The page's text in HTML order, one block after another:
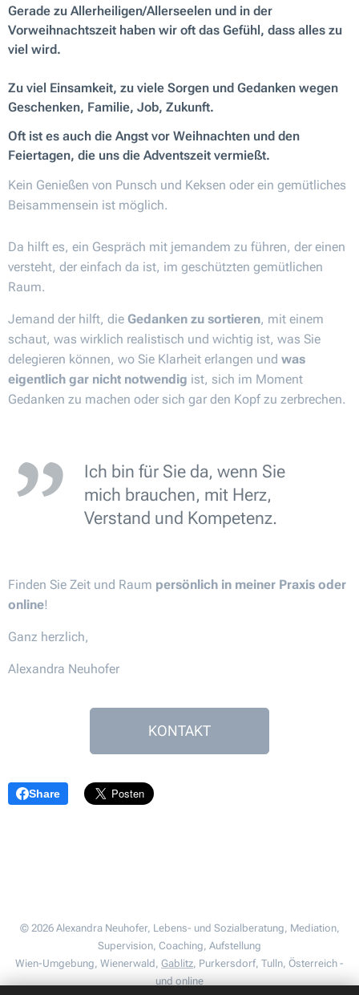
Gerade zu Allerheiligen/Allerseelen und in der
Vorweihnachtszeit haben wir oft das Gefühl, dass alles zu
viel wird.
Zu viel Einsamkeit, zu viele Sorgen und Gedanken wegen
Geschenken, Familie, Job, Zukunft.
Oft ist es auch die Angst vor Weihnachten und den
Feiertagen, die uns die Adventszeit vermießt.
Kein Genießen von Punsch und Keksen oder ein gemütliches
Beisammensein ist möglich.
Da hilft es, ein Gespräch mit jemandem zu führen, der einen
versteht, der einfach da ist, im geschützten gemütlichen
Raum.
Jemand der hilft, die Gedanken zu sortieren, mit einem
schaut, was wirklich realistisch und wichtig ist, was Sie
delegieren können, wo Sie Klarheit erlangen und was
eigentlich gar nicht notwendig ist, sich im Moment
Gedanken zu machen oder sich gar den Kopf zu zerbrechen.
Ich bin für Sie da, wenn Sie
mich brauchen, mit Herz,
Verstand und Kompetenz.
Finden Sie Zeit und Raum persönlich in meiner Praxis oder
online!
Ganz herzlich,
Alexandra Neuhofer
KONTAKT
Share
© 2026 Alexandra Neuhofer, Lebens- und Sozialberatung, Mediation,
Supervision, Coaching, Aufstellung
Wien-Umgebung, Wienerwald, Gablitz, Purkersdorf, Tulln, Österreich -
und online